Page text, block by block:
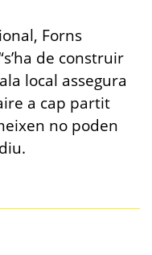
Forns
de construir
local assegura
a cap partit
no poden